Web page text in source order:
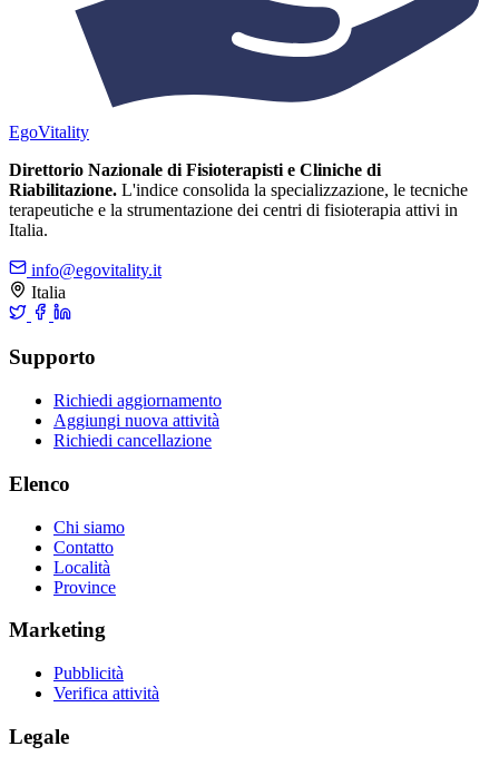
EgoVitality
Direttorio Nazionale di Fisioterapisti e Cliniche di
Riabilitazione. L'indice consolida la specializzazione, le tecniche
terapeutiche e la strumentazione dei centri di fisioterapia attivi in
Italia.
info@egovitality.it
Italia
Supporto
Richiedi aggiornamento
Aggiungi nuova attività
Richiedi cancellazione
Elenco
Chi siamo
Contatto
Località
Province
Marketing
Pubblicità
Verifica attività
Legale